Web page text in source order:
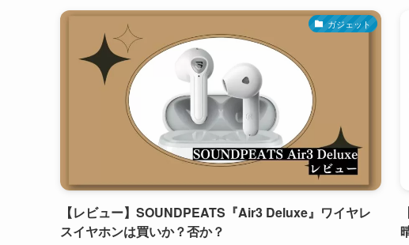
ガジェット
【レビュー】SOUNDPEATS『Air3 Deluxe』ワイヤレ
スイヤホンは買いか？否か？